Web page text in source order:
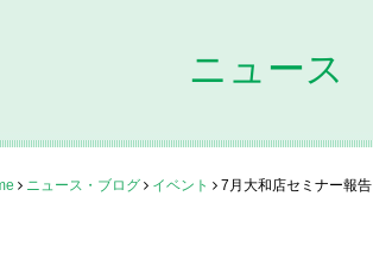
ニュース
ニュース・ブログ イベント 7月大和店セミナー報告